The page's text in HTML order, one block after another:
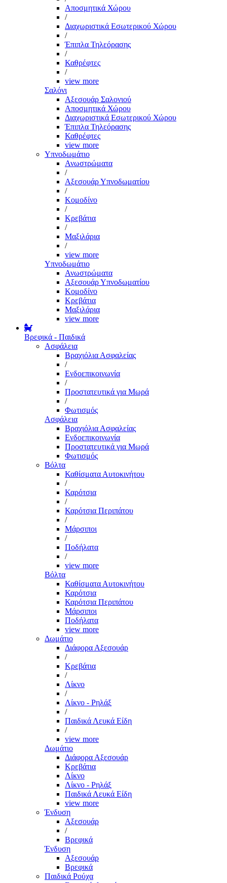
Αποσμητικά Χώρου
/
Διαχωριστικά Εσωτερικού Χώρου
/
Έπιπλα Τηλεόρασης
/
Καθρέφτες
/
view more
Σαλόνι
Αξεσουάρ Σαλονιού
Αποσμητικά Χώρου
Διαχωριστικά Εσωτερικού Χώρου
Έπιπλα Τηλεόρασης
Καθρέφτες
view more
Υπνοδωμάτιο
Ανωστρώματα
/
Αξεσουάρ Υπνοδωματίου
/
Κομοδίνο
/
Κρεβάτια
/
Μαξιλάρια
/
view more
Υπνοδωμάτιο
Ανωστρώματα
Αξεσουάρ Υπνοδωματίου
Κομοδίνο
Κρεβάτια
Μαξιλάρια
view more
Βρεφικά - Παιδικά
Ασφάλεια
Βραχιόλια Ασφαλείας
/
Ενδοεπικοινωνία
/
Προστατευτικά για Μωρά
/
Φωτισμός
Ασφάλεια
Βραχιόλια Ασφαλείας
Ενδοεπικοινωνία
Προστατευτικά για Μωρά
Φωτισμός
Βόλτα
Καθίσματα Αυτοκινήτου
/
Καρότσια
/
Καρότσια Περιπάτου
/
Μάρσιποι
/
Ποδήλατα
/
view more
Βόλτα
Καθίσματα Αυτοκινήτου
Καρότσια
Καρότσια Περιπάτου
Μάρσιποι
Ποδήλατα
view more
Δωμάτιο
Διάφορα Αξεσουάρ
/
Κρεβάτια
/
Λίκνο
/
Λίκνο - Ρηλάξ
/
Παιδικά Λευκά Είδη
/
view more
Δωμάτιο
Διάφορα Αξεσουάρ
Κρεβάτια
Λίκνο
Λίκνο - Ρηλάξ
Παιδικά Λευκά Είδη
view more
Ένδυση
Αξεσουάρ
/
Βρεφικά
Ένδυση
Αξεσουάρ
Βρεφικά
Παιδικά Ρούχα